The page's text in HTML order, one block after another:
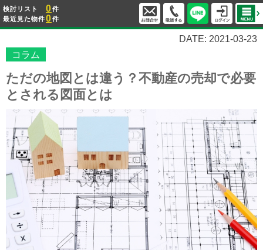
検討リスト 0件
最近見た物件0件
DATE: 2021-03-23
コラム
ただの地図とは違う？不動産の売却で必要
とされる図面とは